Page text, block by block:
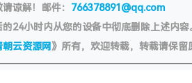
谅解！邮件： 766378891@qq.com
24小时内从您的设备中彻底删除上述内容
朝云资源网》所有，欢迎转载，转载请保留